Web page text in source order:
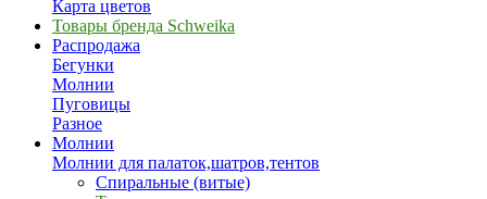
Карта цветов
Товары бренда Schweika
Распродажа
Бегунки
Молнии
Пуговицы
Разное
Молнии
Молнии для палаток,шатров,тентов
Спиральные (витые)